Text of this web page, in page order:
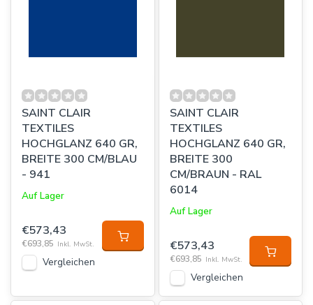
SAINT CLAIR
TEXTILES
HOCHGLANZ 640 GR,
BREITE 300 CM/BLAU
- 941
Auf Lager
€573,43
€693,85 Inkl. MwSt.
Vergleichen
SAINT CLAIR
TEXTILES
HOCHGLANZ 640 GR,
BREITE 300
CM/BRAUN - RAL
6014
Auf Lager
€573,43
€693,85 Inkl. MwSt.
Vergleichen